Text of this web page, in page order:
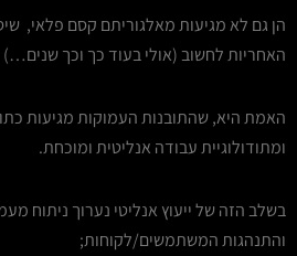
הן גם לא מגיעות מאלגוריתם קסם פלאי,
האחריות לחשוב (אולי בעוד כך וכך שנים…)
האמת היא, שהתובנות העמוקות מגיעות
ומתודולוגיית עבודה אנליטית ומוכחת.
בשלב הזה של ייעוץ אנליטי נערוך ניתוח
והתנהגות המשתמשים/לקוחות;